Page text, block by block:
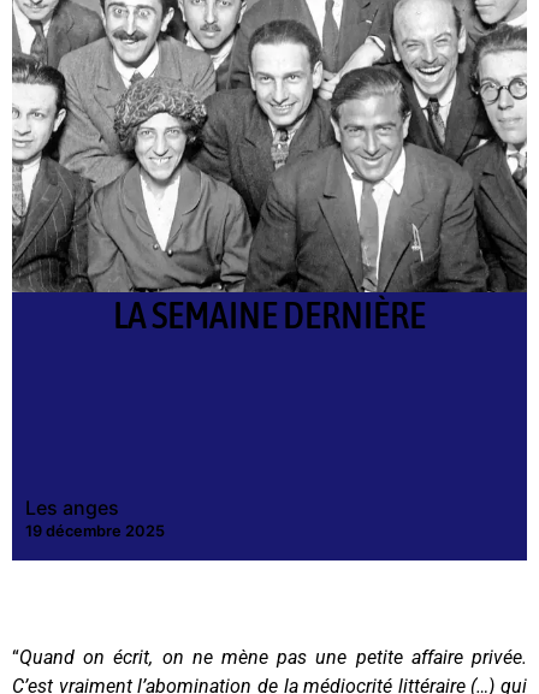
LA SEMAINE DERNIÈRE
Les anges
19 décembre 2025
“Quand on écrit, on ne mène pas une petite affaire privée.
C’est vraiment l’abomination de la médiocrité littéraire (…) qui